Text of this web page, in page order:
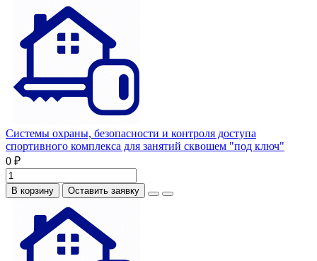
Системы охраны, безопасности и контроля доступа
спортивного комплекса для занятий сквошем "под ключ"
0 ₽
В корзину Оставить заявку